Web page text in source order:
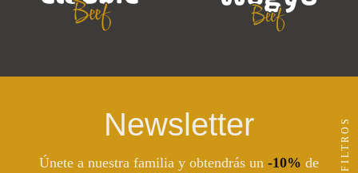
Newsletter
Únete a nuestra familia y obtendrás un -10% de
FILTROS